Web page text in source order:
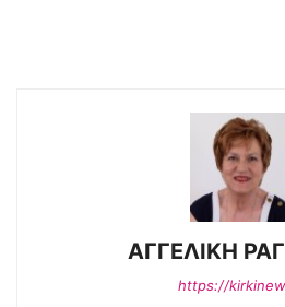
ΑΓΓΕΛΙΚΗ
https://